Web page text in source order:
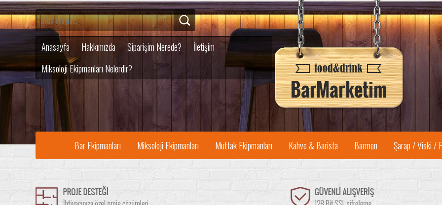
Anasayfa Hakkımızda Siparişim Nerede?
İletişim
Miksoloji Ekipmanları Nelerdir?
Bar Ekipmanları Miksoloji Ekipmanları Mutfak Ekipmanları Kahve & Barista Barmen Şarap / Viski /